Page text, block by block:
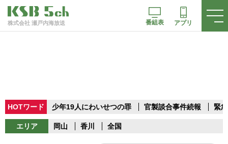
株式会社 瀬戸内海放送 番組表 アプリ
HOTワード 少年19人にわいせつの罪 官製談合事件続報 緊
エリア 岡山 香川 全国